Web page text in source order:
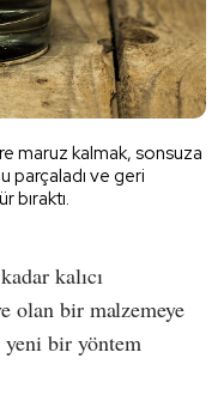
maruz kalmak, sonsuza
parçaladı ve geri
bıraktı.
kalıcı
olan bir malzemeye
yeni bir yöntem